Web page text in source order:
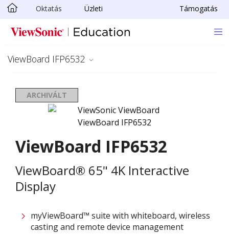
Ugrás a fő tartalomra
Oktatás Üzleti Támogatás
ViewBoard IFP6532
ARCHIVÁLT
ViewBoard IFP6532
ViewBoard® 65" 4K Interactive
Display
myViewBoard™ suite with whiteboard, wireless
casting and remote device management